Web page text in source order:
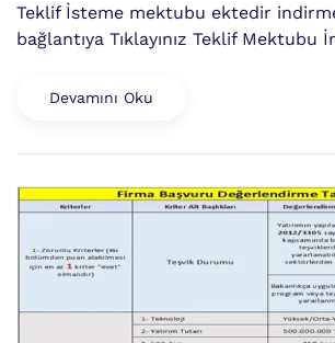
Teklif İsteme mektubu ektedir
bağlantıya Tıklayınız Teklif Mektubu
Devamını Oku